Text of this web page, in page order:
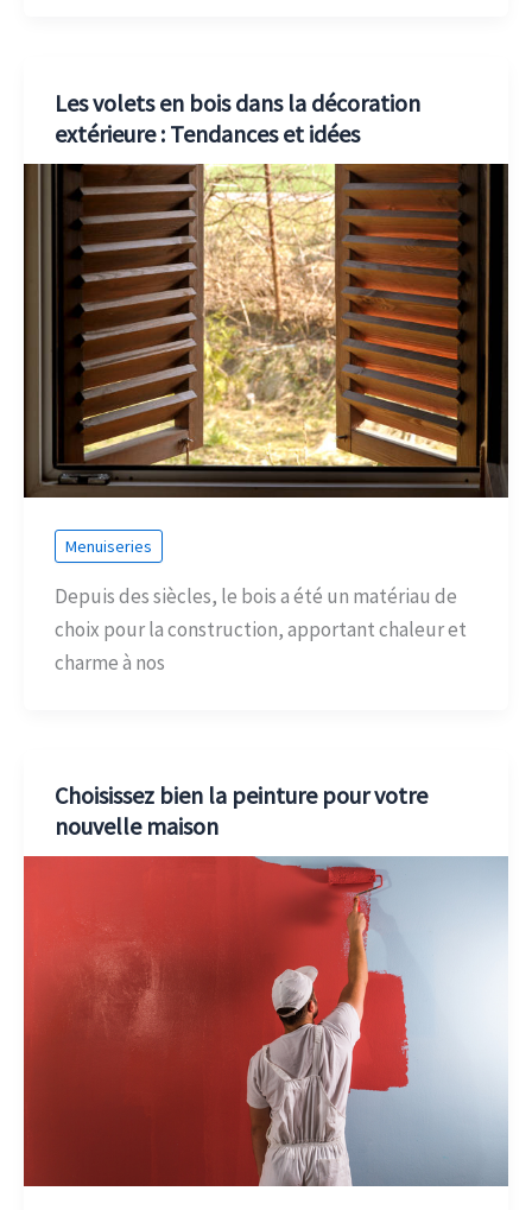
Les volets en bois dans la décoration
extérieure : Tendances et idées
Menuiseries
Depuis des siècles, le bois a été un matériau de
choix pour la construction, apportant chaleur et
charme à nos
Choisissez bien la peinture pour votre
nouvelle maison